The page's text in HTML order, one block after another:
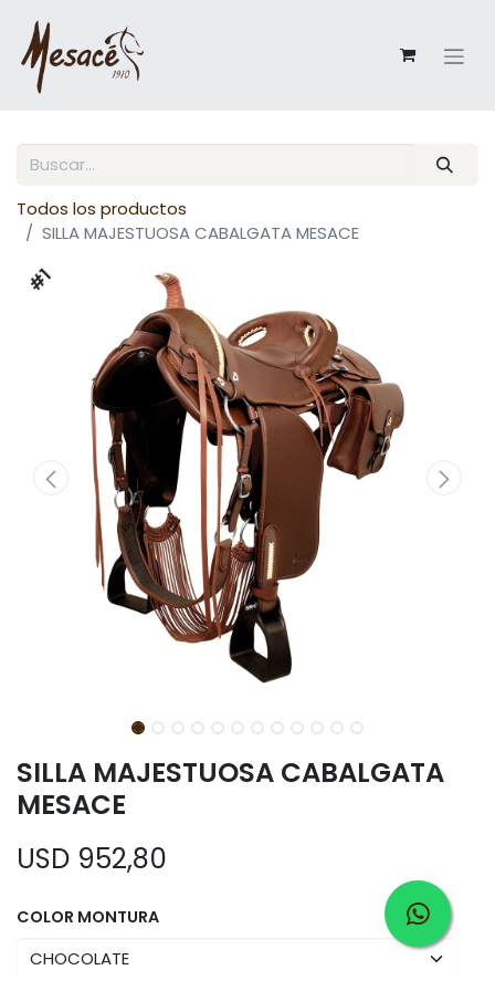
Todos los productos
SILLA MAJESTUOSA CABALGATA MESACE
#1
SILLA MAJESTUOSA CABALGATA
MESACE
USD 952,80
COLOR MONTURA